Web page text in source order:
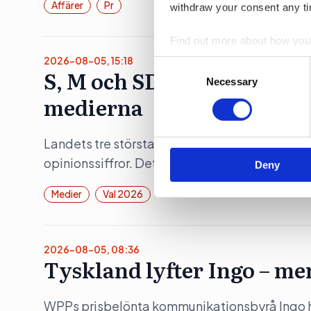
withdraw your consent any
Find out more about how
information about your use
other information that
Selection
Necessary
Deny
Affärer Pr
2026-08-05, 15:18
S, M och SD fortsatt
medierna
Landets tre största partier fortsätter att en
opinionssiffror. Det visar siffror från
Medier Val 2026
2026-08-05, 08:36
Tyskland lyfter Ingo –
WPPs prisbelönta kommunikationsbyrå